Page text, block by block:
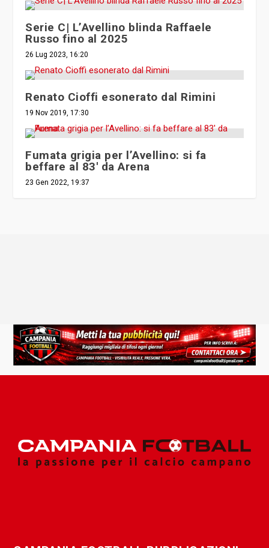
Serie C| L’Avellino blinda Raffaele
Russo fino al 2025
26 Lug 2023, 16:20
Renato Cioffi esonerato dal Rimini
19 Nov 2019, 17:30
Fumata grigia per l’Avellino: si fa
beffare al 83′ da Arena
23 Gen 2022, 19:37